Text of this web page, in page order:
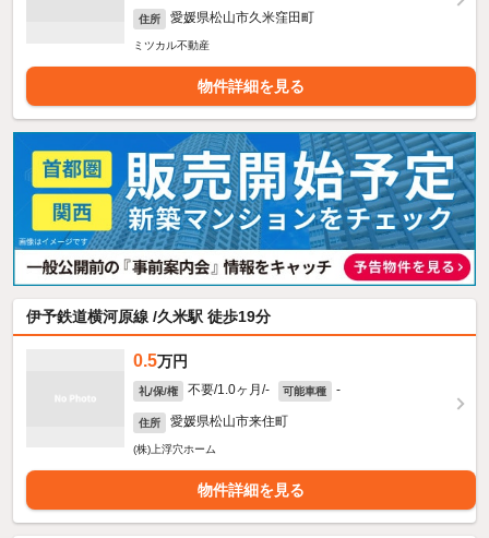
住所 愛媛県松山市久米窪田町
ミツカル不動産
物件詳細を見る
伊予鉄道横河原線 /久米駅 徒歩19分
0.5万円
礼/保/権 不要/1.0ヶ月/- 可能車種 -
住所 愛媛県松山市来住町
(株)上浮穴ホーム
物件詳細を見る